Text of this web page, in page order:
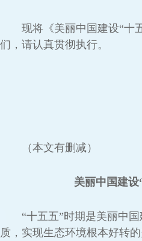
现将《美丽中国建设“十
们，请认真贯彻执行。
（本文有删减）
美丽中国建设
“十五五”时期是美丽中
质，实现生态环境根本好转